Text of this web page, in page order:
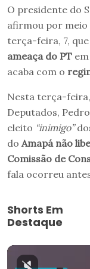
O presidente do
afirmou por meio
terça-feira, 7,
ameaça do PT
acaba com o
Nesta terça-
Deputados,
eleito “inimigo”
do Amapá não
Comissão de
fala ocorreu
Shorts Em
Destaque